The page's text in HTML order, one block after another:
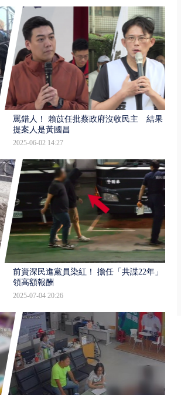
罵錯人！ 賴苡任批蔡政府沒收民主 結果
提案人是黃國昌
2025-06-02 14:27
前資深民進黨員染紅！ 擔任「共諜22年」
領高額報酬
2025-07-04 20:26